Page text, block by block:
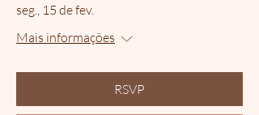
seg., 15 de fev.
Mais informações
RSVP